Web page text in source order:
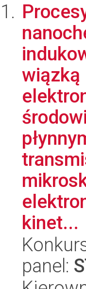
wiązką
kinet...
panel: